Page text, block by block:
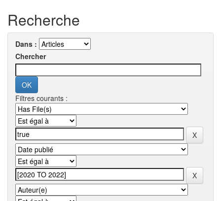
Recherche
Dans :
Chercher
Filtres courants :